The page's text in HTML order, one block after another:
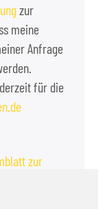
zur
meine
Anfrage
für die
zur